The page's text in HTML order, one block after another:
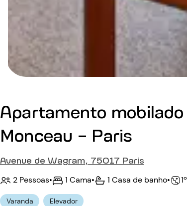
Apartamento
Monceau - Paris
Avenue de Wagram, 75017 Paris
2 Pessoas• 1 Cama• 1 Casa de banho•
Varanda Elevador